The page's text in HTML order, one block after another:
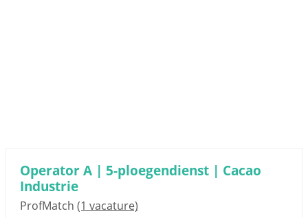
Operator A | 5-ploegendienst | Cacao
Industrie
ProfMatch (1 vacature)